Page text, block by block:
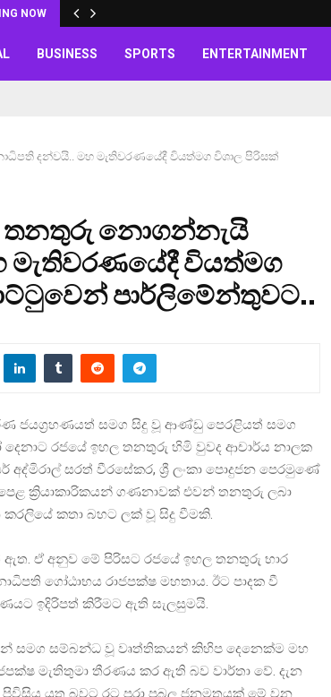
NOW
BUSINESS SPORTS ENTERTAINMENT
දන්වයි.. මහ මැතිවරණයේදී වියත්මග විශාල පිරිසක්
නොගන්නැයි
මැතිවරණයේදී වියත්මග
පාර්ලිමේන්තුවට..
ජයග්‍රහණයත් සමග සිදු වූ ආණ්ඩු පෙරළියත් සමග
රජයේ ඉහල තනතුරු හිමි වුවද ආචාර්ය නාලක
සරත් වීරසේකර, ශ්‍රී ලංකා පොදුජන පෙරමුණේ
ක්‍රියාකාරිකයන් ගණනාවක් එවන් තනතුරු ලබා
කතා බහට ලක් වූ සිදු වීමකි.
ඒ අනුව මේ පිරිසට රජයේ ඉහල තනතුරු භාර
ගෝඨාභය රාජපක්ෂ මහතාය. ඊට පාදක වී
ඉදිරිපත් කිරීමට ඇති සැලසුමයි.
සමග සම්බන්ධ වූ වෘත්තිකයන් කිහිප දෙනෙක්ම මහ
මැතිතුමා තීරණය කර ඇති බව වාර්තා වේ. දැන
යුතු බවට රට පුරා ප්‍රබල ජනමතයක් මේ වන